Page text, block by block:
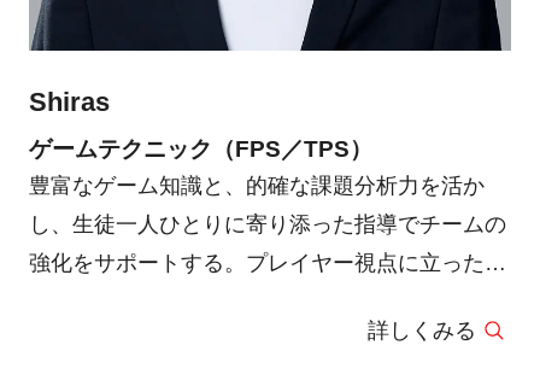
Challengers Japan Playoffs 4 位（チームアナリ
・STAGE:0 VALORANT 2022/2023 : 優勝（講
師）
Shiras
ゲームテクニック（FPS／TPS）
豊富なゲーム知識と、的確な課題分析力を活か
し、生徒一人ひとりに寄り添った指導でチームの
強化をサポートする。プレイヤー視点に立ったフ
プローチが持ち味。生徒たちのさらなる飛躍を後
詳しくみる